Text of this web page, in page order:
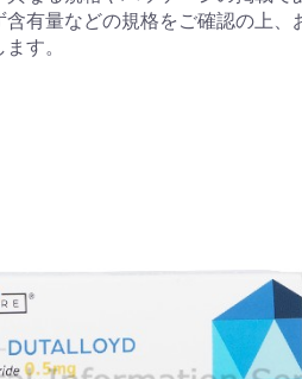
有量などの規格をご確認の上、
す。